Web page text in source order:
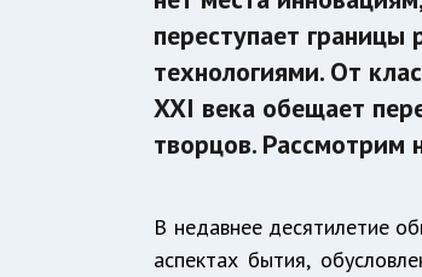
переступает границы
технологиями. От
XXI века обещает
творцов. Рассмотрим
В недавнее десятилетие
аспектах бытия,